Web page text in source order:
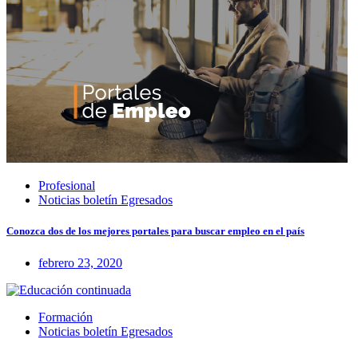
Profesional
Noticias boletín Egresados
Conozca dos de los mejores portales para buscar empleo en el país
febrero 23, 2020
Formación
Noticias boletín Egresados